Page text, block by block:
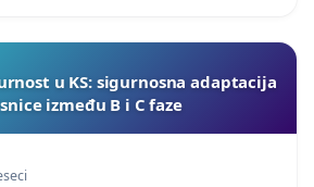
u KS: sigurnosna adaptacija
između B i C faze